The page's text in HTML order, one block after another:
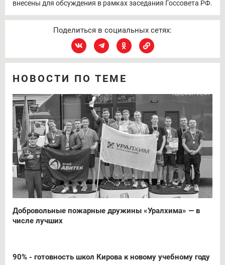
внесены для обсуждения в рамках заседания Госсовета РФ.
Поделиться в социальных сетях:
НОВОСТИ ПО ТЕМЕ
Добровольные пожарные дружины «Уралхима» — в
числе лучших
90% - готовность школ Кирова к новому учебному году